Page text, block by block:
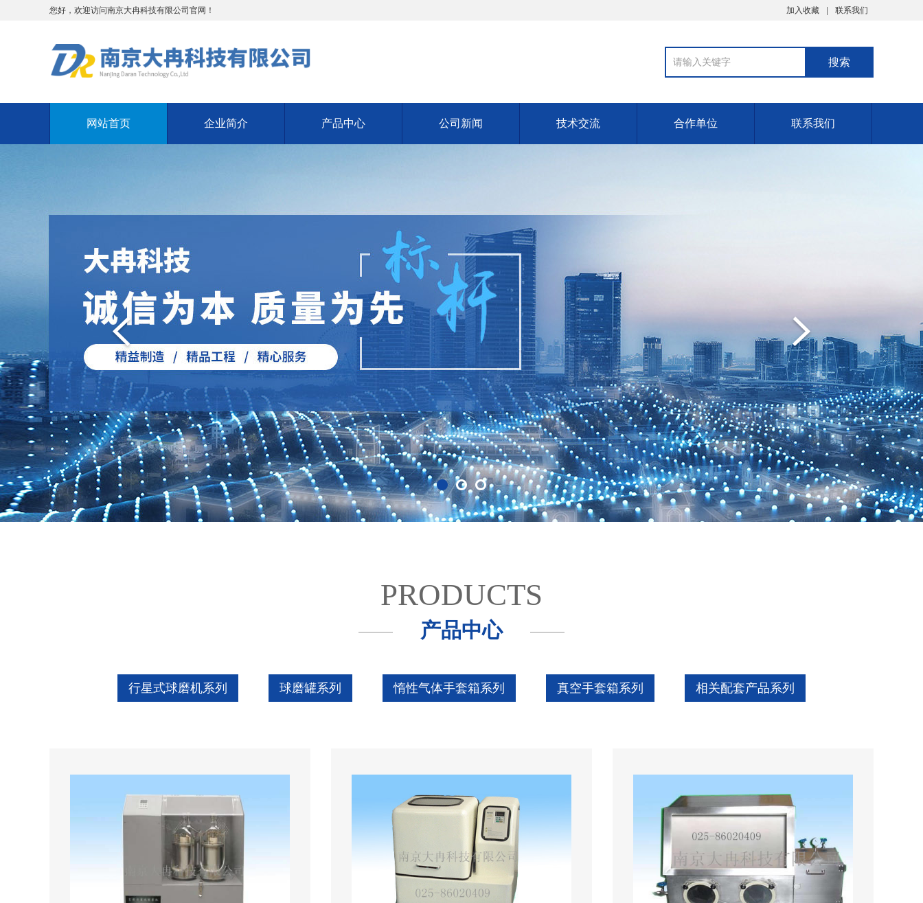
您好，欢迎访问南京大冉科技有限公司官网！ 加入收藏 联系我们
网站首页 企业简介 产品中心 公司新闻 技术交流 合作单位 联系我们
PRODUCTS
产品中心
行星式球磨机系列 球磨罐系列 惰性气体手套箱系列 真空手套箱系列 相关配套产品系列